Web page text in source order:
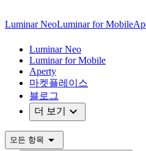
Luminar NeoLuminar for Mobile
Luminar Neo
Luminar for Mobile
Aperty
마켓플레이스
블로그
더 보기
expand_more
모든 항목 arrow_drop_down